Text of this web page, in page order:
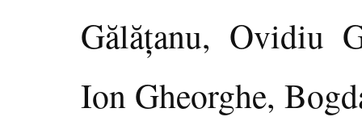
Gălăţanu, Ovidiu
Ion Gheorghe,